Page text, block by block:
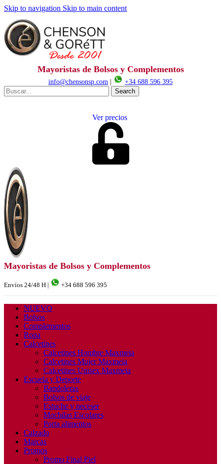
Skip to navigation Skip to main content
Mayoristas de Bolsos y Complementos
info@chensonsp.com
+34 688 596 395
Search
Ver precios
Mayoristas de Bolsos y Complementos
Envíos 24/48 H | +34 688 596 395
NUEVO
Bolsos
Complementos
Ropa
Calcetines
Calcetines Hombre Maxmeia
Calcetines Mujer Maxmeia
Calcetines Unisex Maxmeia
Escuela y Deporte
Bandoleras
Bolsos de viaje
Estuche y neceser
Mochilas Escolares
Porta alimentos
Calzado
Marcas
Promos
Promo Final Piel